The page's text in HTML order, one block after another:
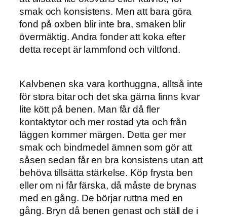
smak och konsistens. Men att bara göra
fond på oxben blir inte bra, smaken blir
övermäktig. Andra fonder att koka efter
detta recept är lammfond och viltfond.
Kalvbenen ska vara korthuggna, alltså inte
för stora bitar och det ska gärna finns kvar
lite kött på benen. Man får då fler
kontaktytor och mer rostad yta och från
läggen kommer märgen. Detta ger mer
smak och bindmedel ämnen som gör att
såsen sedan får en bra konsistens utan att
behöva tillsätta stärkelse. Köp frysta ben
eller om ni får färska, då måste de brynas
med en gång. De börjar ruttna med en
gång. Bryn då benen genast och ställ de i